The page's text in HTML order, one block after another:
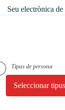
Seu electrònica
Seleccionar tipus